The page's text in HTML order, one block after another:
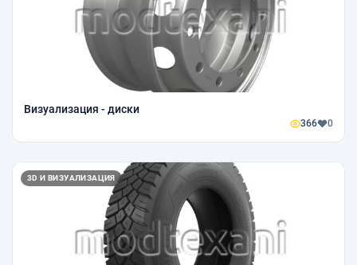
Визуализация - диски
366 0
3D И ВИЗУАЛИЗАЦИЯ